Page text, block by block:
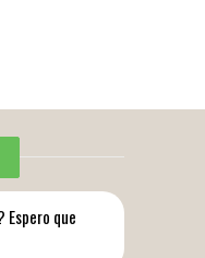
Espero que